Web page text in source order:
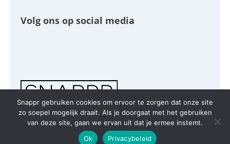
Volg ons op social media
Copyright © Snappr 2026
Snappr gebruiken cookies om ervoor te zorgen dat onze site
zo soepel mogelijk draait. Als je doorgaat met het gebruiken
van deze site, gaan we ervan uit dat je ermee instemt.
Ok
Privacybeleid